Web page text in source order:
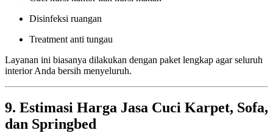
Disinfeksi ruangan
Treatment anti tungau
Layanan ini biasanya dilakukan dengan paket lengkap agar seluruh
interior Anda bersih menyeluruh.
9. Estimasi Harga Jasa Cuci Karpet, Sofa,
dan Springbed